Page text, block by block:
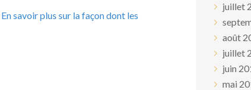
En savoir plus sur la façon dont les
juillet
août
juillet
juin
mai